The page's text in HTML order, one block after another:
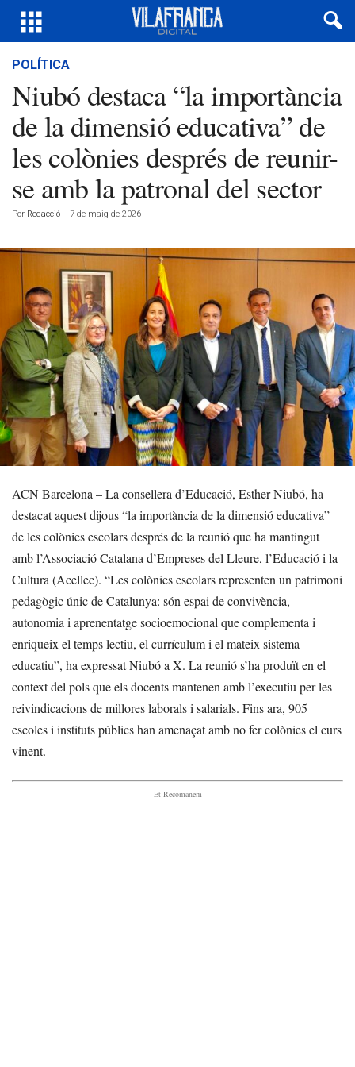
POLÍTICA
Niubó destaca “la importància
de la dimensió educativa” de
les colònies després de reunir-
se amb la patronal del sector
Por Redacció - 7 de maig de 2026
ACN Barcelona – La consellera d’Educació, Esther Niubó, ha
destacat aquest dijous “la importància de la dimensió educativa”
de les colònies escolars després de la reunió que ha mantingut
amb l’Associació Catalana d’Empreses del Lleure, l’Educació i la
Cultura (Acellec). “Les colònies escolars representen un patrimoni
pedagògic únic de Catalunya: són espai de convivència,
autonomia i aprenentatge socioemocional que complementa i
enriqueix el temps lectiu, el currículum i el mateix sistema
educatiu”, ha expressat Niubó a X. La reunió s’ha produït en el
context del pols que els docents mantenen amb l’executiu per les
reivindicacions de millores laborals i salarials. Fins ara, 905
escoles i instituts públics han amenaçat amb no fer colònies el curs
vinent.
- Et Recomanem -